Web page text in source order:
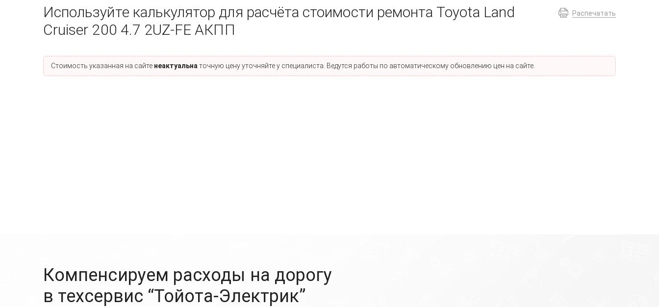
Распечатать
Используйте калькулятор для расчёта стоимости ремонта Toyota Land
Cruiser 200 4.7 2UZ-FE АКПП
Стоимость указанная на сайте неактуальна точную цену уточняйте у специалиста. Ведутся работы по автоматическому обновлению цен на сайте.
Компенсируем расходы на дорогу
в техсервис “Тойота-Электрик”